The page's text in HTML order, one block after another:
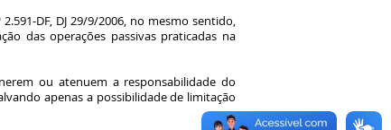
DF, DJ 29/9/2006, no mesmo sentido,
das operações passivas praticadas na
ou atenuem a responsabilidade do
apenas a possibilidade de limitação